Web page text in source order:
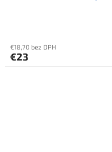
€18,70 bez DPH
€23